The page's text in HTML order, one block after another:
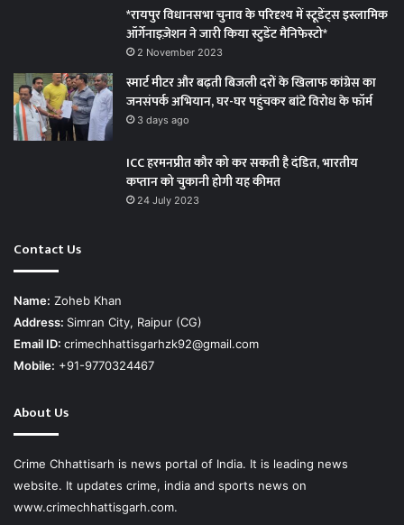
*रायपुर विधानसभा चुनाव के परिदृश्य में स्टूडेंट्स इस्लामिक
ऑर्गेनाइज़ेशन ने जारी किया स्टुडेंट मैनिफेस्टो*
2 November 2023
स्मार्ट मीटर और बढ़ती बिजली दरों के खिलाफ कांग्रेस का
जनसंपर्क अभियान, घर-घर पहुंचकर बांटे विरोध के फॉर्म
3 days ago
ICC हरमनप्रीत कौर को कर सकती है दंडित, भारतीय
कप्तान को चुकानी होगी यह कीमत
24 July 2023
Contact Us
Name: Zoheb Khan
Address: Simran City, Raipur (CG)
Email ID: crimechhattisgarhzk92@gmail.com
Mobile: +91-9770324467
About Us
Crime Chhattisarh is news portal of India. It is leading news
website. It updates crime, india and sports news on
www.crimechhattisgarh.com.